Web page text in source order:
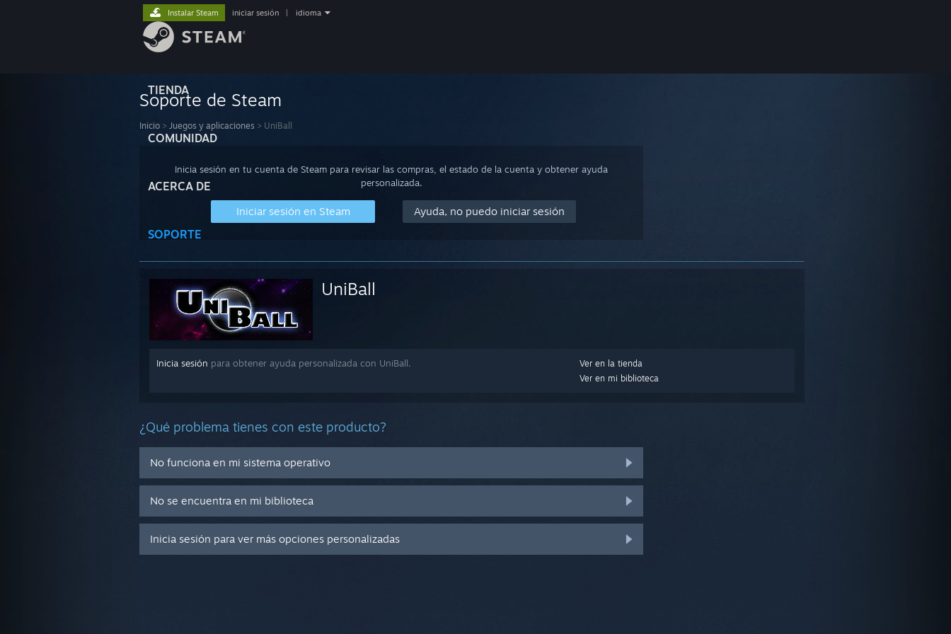
TIENDA
COMUNIDAD
ACERCA DE
SOPORTE
Instalar Steam iniciar sesión idioma
Soporte de Steam
Inicio > Juegos y aplicaciones > UniBall
Inicia sesión en tu cuenta de Steam para revisar las compras, el estado de la cuenta y obtener ayuda
personalizada.
Iniciar sesión en Steam Ayuda, no puedo iniciar sesión
UniBall
Ver en la tienda
Ver en mi biblioteca
Inicia sesión para obtener ayuda personalizada con UniBall.
¿Qué problema tienes con este producto?
No funciona en mi sistema operativo
No se encuentra en mi biblioteca
Inicia sesión para ver más opciones personalizadas